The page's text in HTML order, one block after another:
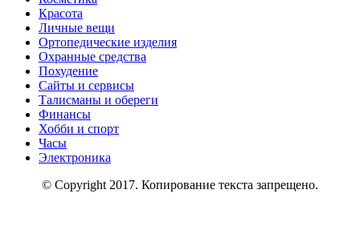
Красота
Личные вещи
Ортопедические изделия
Охранные средства
Похудение
Сайты и сервисы
Талисманы и обереги
Финансы
Хобби и спорт
Часы
Электроника
© Copyright 2017. Копирование текста запрещено.